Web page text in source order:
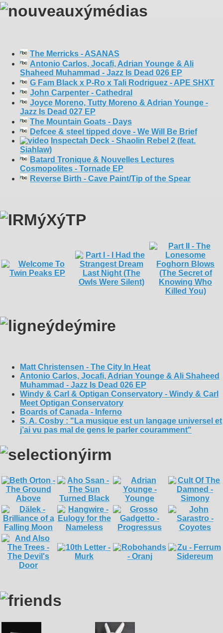
The Merricks - ASANAS
Antonio Carlos, Jocafi, Adrian Younge & Ali
Shaheed Muhammad - Jazz Is Dead 026 EP
G Fam Black x P-Ro x Tali Rodriguez - APE SHXT
John Carpenter - Cathedral
Joyce Moreno, Tutty Moreno & Adrian Younge -
Jazz Is Dead 027 EP
The Mountain Goats - Days
Defcee & steel tipped dove - We Will Be Brief
Inspectah Deck - Shaolin Rebel 2 (feat.
Siahlaw)
Batard Tronique & Nouvelles Lectures
Cosmopolites - Tornade EP
Reverse Birth - Cave Paint/Tip of the Spear
Matt Christensen - The City In Heat
Antonio Carlos, Jocafi, Adrian Younge & Ali Shaheed
Muhammad - Jazz Is Dead 026 EP
Windy & Carl & Optigan Conservatory - Windy & Carl
Meet Optigan Conservatory
Boards of Canada - Inferno
S. A. Cosby : "La musique est un langage universel et
j’ai vu pas mal de gens le parler couramment"